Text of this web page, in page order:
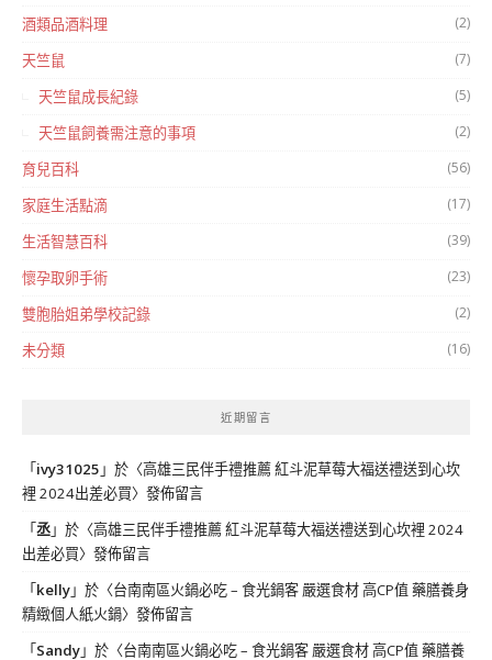
酒類品酒料理 (2)
天竺鼠 (7)
天竺鼠成長紀錄 (5)
天竺鼠飼養需注意的事項 (2)
育兒百科 (56)
家庭生活點滴 (17)
生活智慧百科 (39)
懷孕取卵手術 (23)
雙胞胎姐弟學校記錄 (2)
未分類 (16)
近期留言
「 ivy31025 」於〈高雄三民伴手禮推薦 紅斗泥草莓大福送禮送到心坎
裡 2024出差必買〉發佈留言
「丞」於〈高雄三民伴手禮推薦 紅斗泥草莓大福送禮送到心坎裡 2024
出差必買〉發佈留言
「 kelly」於〈台南南區火鍋必吃 – 食光鍋客 嚴選食材 高CP值 藥膳養身
精緻個人紙火鍋〉發佈留言
「 Sandy」於〈台南南區火鍋必吃 – 食光鍋客 嚴選食材 高CP值 藥膳養